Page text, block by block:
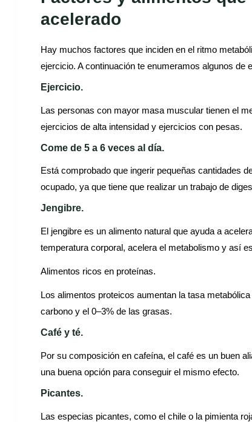
acelerado
Hay muchos factores que inciden en el ritmo
ejercicio. A continuación te enumeramos algunos
Ejercicio.
Las personas con mayor masa muscular tienen el
ejercicios de alta intensidad y ejercicios con pesas.
Come de 5 a 6 veces al día.
Está comprobado que ingerir pequeñas cantidades
ocupado, ya que tiene que realizar un trabajo de
Jengibre.
El jengibre es un alimento natural que ayuda a
temperatura corporal, acelera el metabolismo y así
Alimentos ricos en proteínas.
Los alimentos proteicos aumentan la tasa
carbono y el 0–3% de las grasas.
Café y té.
Por su composición en cafeína, el café es un buen
una buena opción para conseguir el mismo efecto.
Picantes.
Las especias picantes, como el chile o la pimienta